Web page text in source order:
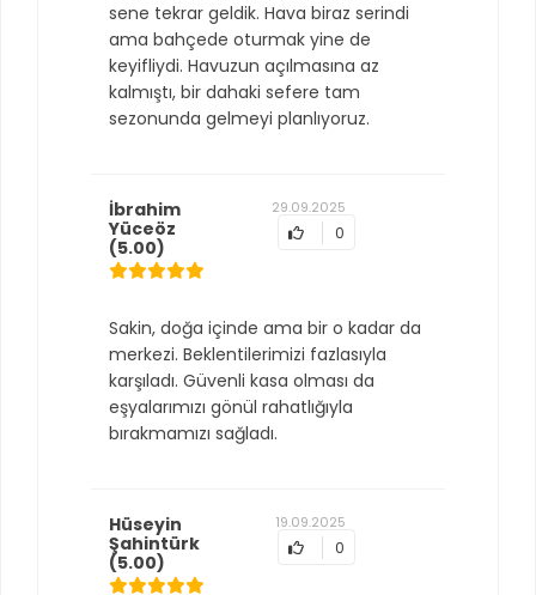
sene tekrar geldik. Hava biraz serindi
ama bahçede oturmak yine de
keyifliydi. Havuzun açılmasına az
kalmıştı, bir dahaki sefere tam
sezonunda gelmeyi planlıyoruz.
İbrahim
Yüceöz
(5.00)
29.09.2025
0
Sakin, doğa içinde ama bir o kadar da
merkezi. Beklentilerimizi fazlasıyla
karşıladı. Güvenli kasa olması da
eşyalarımızı gönül rahatlığıyla
bırakmamızı sağladı.
Hüseyin
Şahintürk
(5.00)
19.09.2025
0